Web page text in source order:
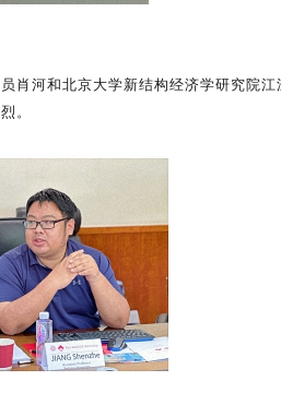
肖河和北京大学新结构经济学研究院江
。